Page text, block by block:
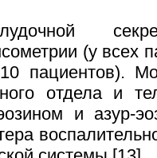
(у всех
пациентов).
отдела и
и азур-